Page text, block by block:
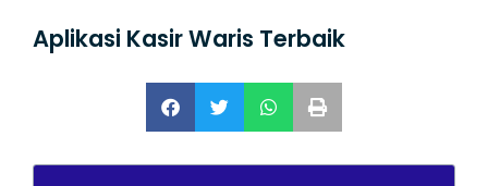
Aplikasi Kasir Waris Terbaik